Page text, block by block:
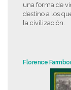
una forma de
destino a los
la civilización.
Florence